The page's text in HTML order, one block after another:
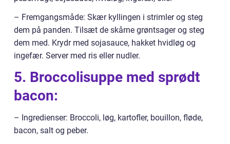
– Fremgangsmåde: Skær kyllingen i strimler og steg
dem på panden. Tilsæt de skårne grøntsager og steg
dem med. Krydr med sojasauce, hakket hvidløg og
ingefær. Server med ris eller nudler.
5. Broccolisuppe med sprødt
bacon:
– Ingredienser: Broccoli, løg, kartofler, bouillon, fløde,
bacon, salt og peber.